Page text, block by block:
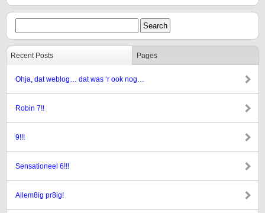
Recent Posts Pages
Ohja, dat weblog… dat was ‘r ook nog…
Robin 7!!
9!!!
Sensationeel 6!!!
Allem8ig pr8ig!